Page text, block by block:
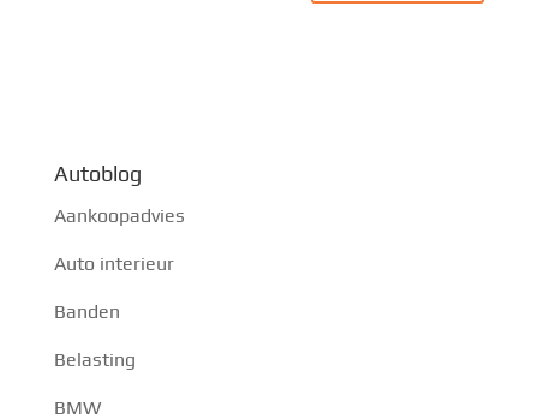
Autoblog
Aankoopadvies
Auto interieur
Banden
Belasting
BMW